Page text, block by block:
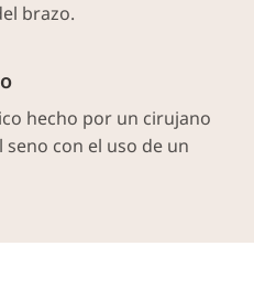
brazo.
hecho por un cirujano
con el uso de un